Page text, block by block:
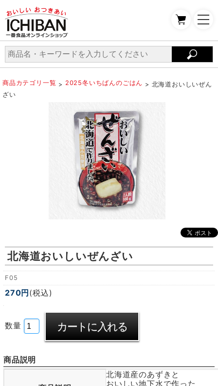
商品カテゴリ一覧 > 2025冬いちばんのごはん > 北海道おいしいぜん
ざい
北海道おいしいぜんざい
F05
270円 (税込)
数量
商品説明
北海道産のあずきと
おいしい地下水で作った